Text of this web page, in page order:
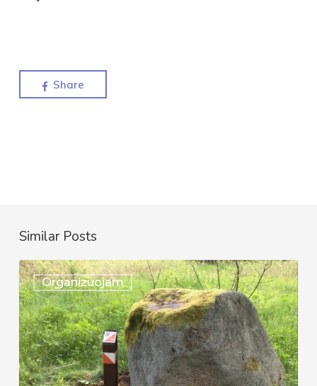
Share
Similar Posts
Organizuojam
Kviečiame
į
“Ežerų
vasara
(2022)”